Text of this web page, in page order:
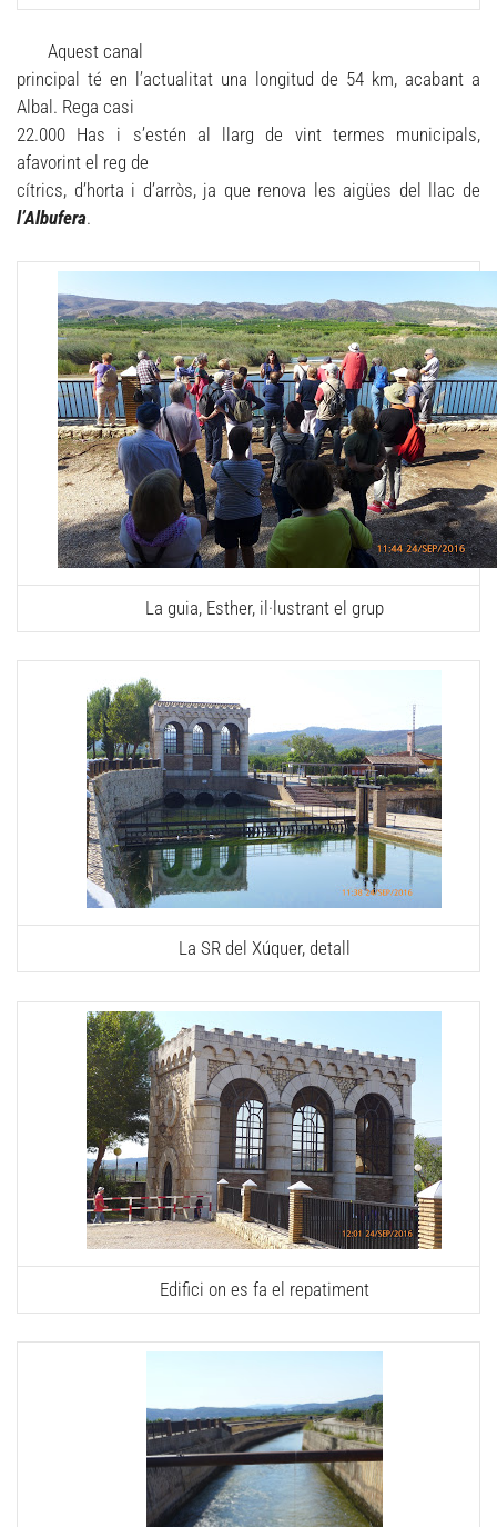
Aquest canal
principal té en l’actualitat una longitud de 54 km, acabant a
Albal. Rega casi
22.000 Has i s’estén al llarg de vint termes municipals,
afavorint el reg de
cítrics, d’horta i d’arròs, ja que renova les aigües del llac de
l’Albufera.
La guia, Esther, il·lustrant el grup
La SR del Xúquer, detall
Edifici on es fa el repatiment